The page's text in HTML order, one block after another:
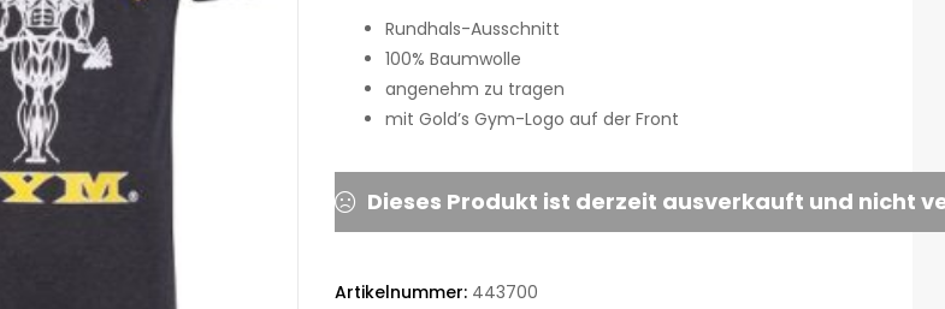
Rundhals-Ausschnitt
100% Baumwolle
angenehm zu tragen
mit Gold’s Gym-Logo auf der Front
Dieses Produkt ist derzeit ausverkauft und nicht
Artikelnummer: 443700